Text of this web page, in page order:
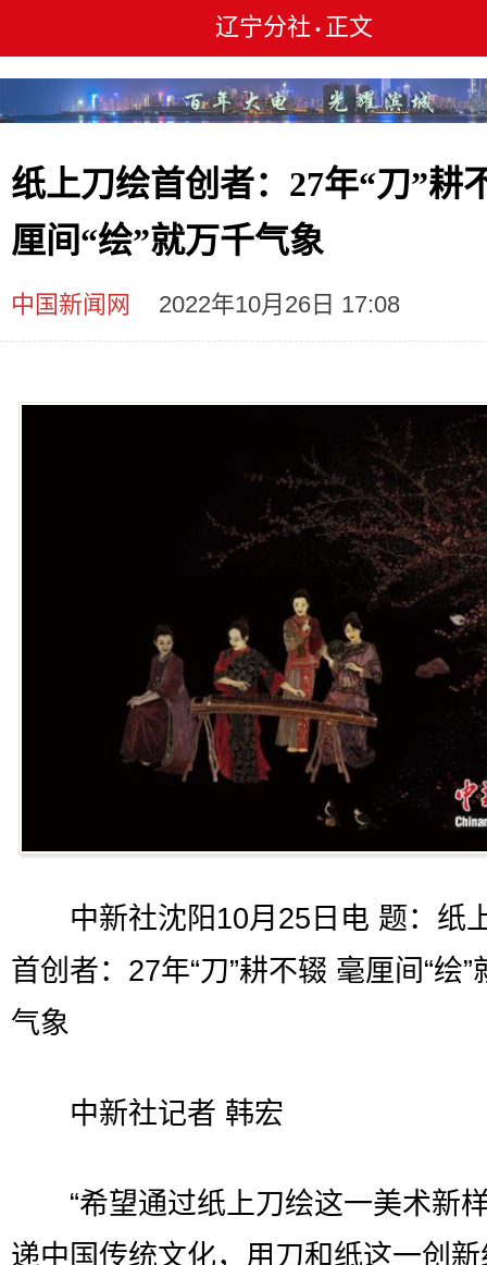
辽宁分社 • 正文
纸上刀绘首创者：27年“刀”耕
厘间“绘”就万千气象
中国新闻网 2022年10月26日 17:08
中新社沈阳10月25日电 题：纸
首创者：27年“刀”耕不辍 毫厘间“绘”
气象
中新社记者 韩宏
“希望通过纸上刀绘这一美术新
递中国传统文化，用刀和纸这一创